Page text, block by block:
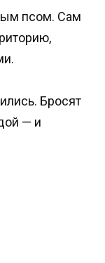
псом. Сам
Бросят
— и